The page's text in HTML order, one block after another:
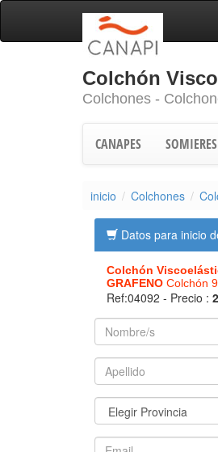
Colchón
Colchones -
CANAPES SOMIERES
inicio Colchones
Datos para inicio
Colchón
GRAFENO Colchón
Ref:04092 - Precio :